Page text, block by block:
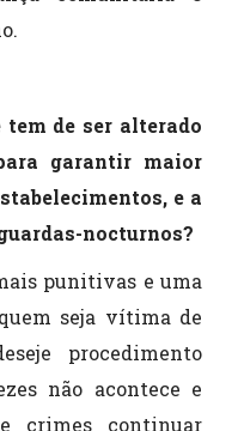
tem de ser alterado
garantir maior
e a
nocturnos?
punitivas e uma
seja vítima de
procedimento
não acontece e
crimes continuar